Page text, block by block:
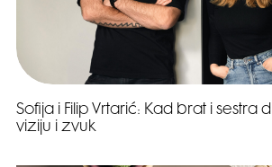
Sofija i Filip Vrtarić: Kad brat i sestra
viziju i zvuk